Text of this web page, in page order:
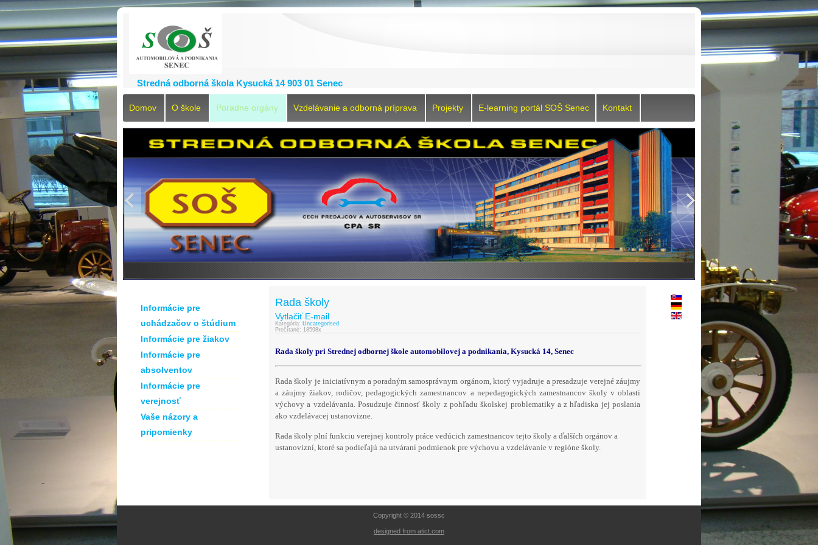
Stredná odborná škola Kysucká 14 903 01 Senec
Domov O škole Poradne orgány Vzdelávanie a odborná príprava Projekty E-learning portál SOŠ Senec Kontakt
Informácie pre
uchádzačov o štúdium
Informácie pre žiakov
Informácie pre
absolventov
Informácie pre
verejnosť
Vaše názory a
pripomienky
Rada školy
Vytlačiť E-mail
Kategória: Uncategorised
Prečítané: 18598x
Rada školy pri Strednej odbornej škole automobilovej a podnikania, Kysucká 14, Senec
Rada školy je iniciatívnym a poradným samosprávnym orgánom, ktorý vyjadruje a presadzuje verejné záujmy
a záujmy žiakov, rodičov, pedagogických zamestnancov a nepedagogických zamestnancov školy v oblasti
výchovy a vzdelávania. Posudzuje činnosť školy z pohľadu školskej problematiky a z hľadiska jej poslania
ako vzdelávacej ustanovizne.
Rada školy plní funkciu verejnej kontroly práce vedúcich zamestnancov tejto školy a ďalších orgánov a
ustanovizní, ktoré sa podieľajú na utváraní podmienok pre výchovu a vzdelávanie v regióne školy.
Copyright © 2014 sossc
designed from atict.com